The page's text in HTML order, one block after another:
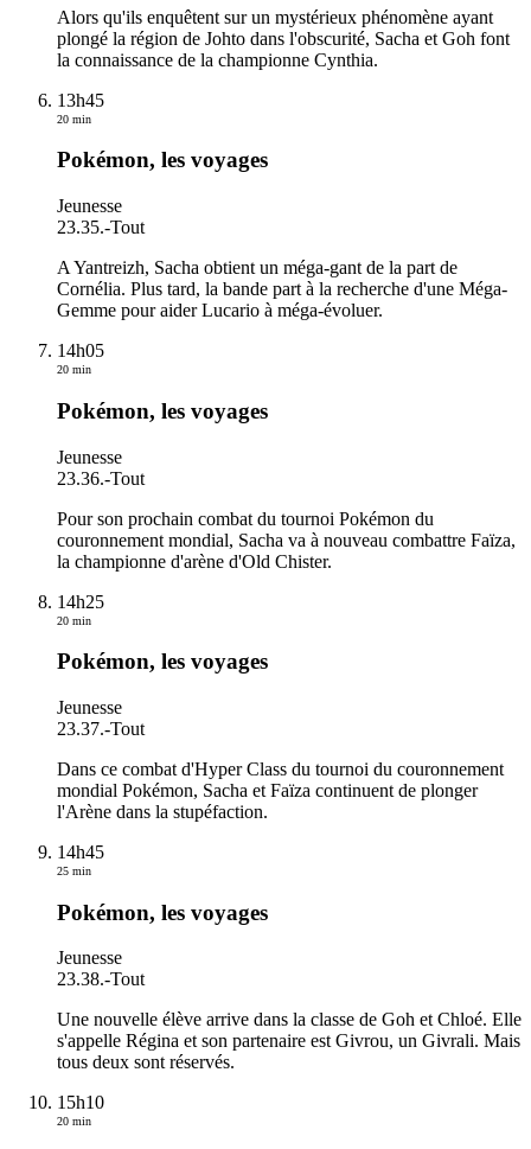
Alors qu'ils enquêtent sur un mystérieux phénomène ayant
plongé la région de Johto dans l'obscurité, Sacha et Goh font
la connaissance de la championne Cynthia.
13h45
20 min
Pokémon, les voyages
Jeunesse
23.35.-Tout
A Yantreizh, Sacha obtient un méga-gant de la part de
Cornélia. Plus tard, la bande part à la recherche d'une Méga-
Gemme pour aider Lucario à méga-évoluer.
14h05
20 min
Pokémon, les voyages
Jeunesse
23.36.-Tout
Pour son prochain combat du tournoi Pokémon du
couronnement mondial, Sacha va à nouveau combattre Faïza,
la championne d'arène d'Old Chister.
14h25
20 min
Pokémon, les voyages
Jeunesse
23.37.-Tout
Dans ce combat d'Hyper Class du tournoi du couronnement
mondial Pokémon, Sacha et Faïza continuent de plonger
l'Arène dans la stupéfaction.
14h45
25 min
Pokémon, les voyages
Jeunesse
23.38.-Tout
Une nouvelle élève arrive dans la classe de Goh et Chloé. Elle
s'appelle Régina et son partenaire est Givrou, un Givrali. Mais
tous deux sont réservés.
15h10
20 min